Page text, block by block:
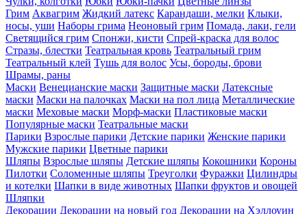
Грим Аквагрим Жидкий латекс Карандаши, мелки Клыки,
носы, уши Наборы грима Неоновый грим Помада, лаки, гели
Светящийся грим Спонжи, кисти Спрей-краска для волос
Стразы, блестки Театральная кровь Театральный грим
Театральный клей Тушь для волос Усы, бороды, брови
Шрамы, раны
Маски Венецианские маски Защитные маски Латексные
маски Маски на палочках Маски на пол лица Металлические
маски Меховые маски Морф-маски Пластиковые маски
Популярные маски Театральные маски
Парики Взрослые парики Детские парики Женские парики
Мужские парики Цветные парики
Шляпы Взрослые шляпы Детские шляпы Кокошники Короны
Пилотки Соломенные шляпы Треуголки Фуражки Цилиндры
и котелки Шапки в виде животных Шапки фруктов и овощей
Шляпки
Декорации Декорации на новый год Декорации на Хэллоуин